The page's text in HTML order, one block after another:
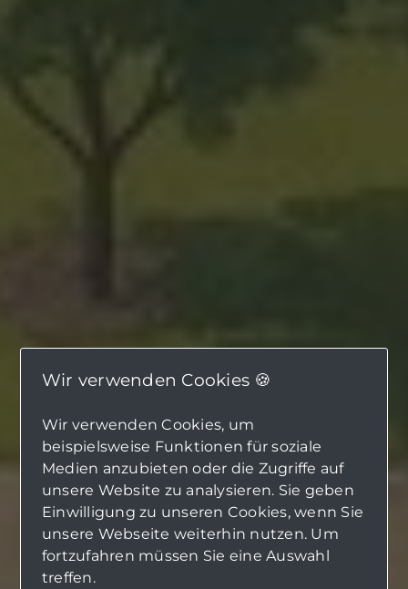
Wir verwenden Cookies 🍪
Wir verwenden Cookies, um
beispielsweise Funktionen für soziale
Medien anzubieten oder die Zugriffe auf
unsere Website zu analysieren. Sie geben
Einwilligung zu unseren Cookies, wenn Sie
unsere Webseite weiterhin nutzen. Um
fortzufahren müssen Sie eine Auswahl
treffen.